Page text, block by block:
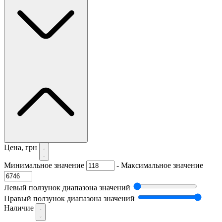
Цена, грн
Минимальное значение - Максимальное значение
Левый ползунок диапазона значений
Правый ползунок диапазона значений
Наличие